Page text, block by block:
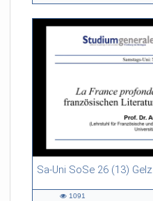
Sa-Uni SoSe 26 (13) Gelz
55:13 duration
1091